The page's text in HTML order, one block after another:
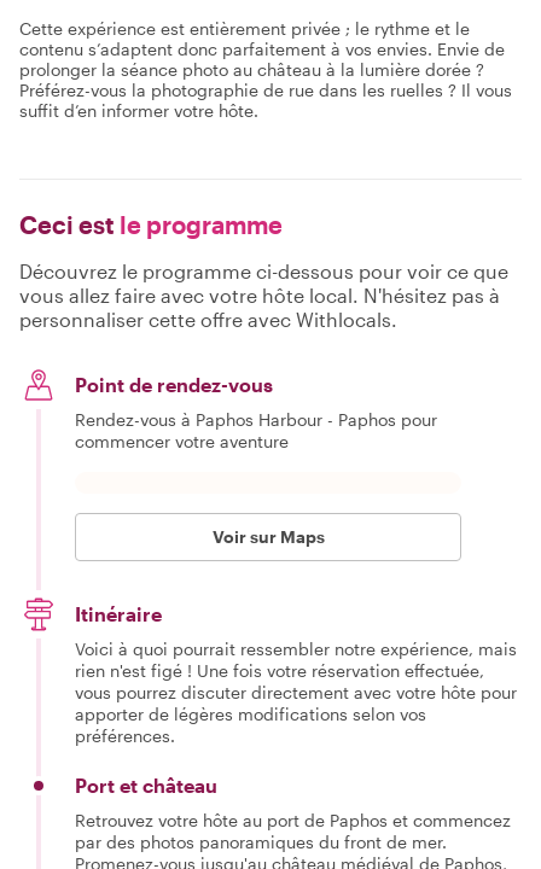
Cette expérience est entièrement privée ; le rythme et le
contenu s’adaptent donc parfaitement à vos envies. Envie de
prolonger la séance photo au château à la lumière dorée ?
Préférez-vous la photographie de rue dans les ruelles ? Il vous
suffit d’en informer votre hôte.
Ceci est le programme
Découvrez le programme ci-dessous pour voir ce que
vous allez faire avec votre hôte local. N'hésitez pas à
personnaliser cette offre avec Withlocals.
Point de rendez-vous
Rendez-vous à Paphos Harbour - Paphos pour
commencer votre aventure
Voir sur Maps
Itinéraire
Voici à quoi pourrait ressembler notre expérience, mais
rien n'est figé ! Une fois votre réservation effectuée,
vous pourrez discuter directement avec votre hôte pour
apporter de légères modifications selon vos
préférences.
Port et château
Retrouvez votre hôte au port de Paphos et commencez
par des photos panoramiques du front de mer.
Promenez-vous jusqu'au château médiéval de Paphos,